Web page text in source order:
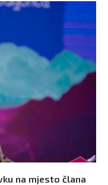
na mjesto člana